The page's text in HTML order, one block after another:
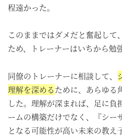
程遠かった。
このままではダメだと奮起して
ため、トレーナーはいちから勉
同僚のトレーナーに相談して、
理解を深めるために、あらゆる
した。理解が深まれば、足に負
ームの構築だけでなく、『シー
となる可能性が高い未来の教え